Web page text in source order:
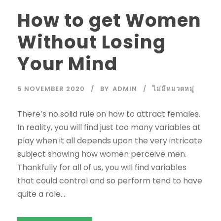
How to get Women
Without Losing
Your Mind
5 NOVEMBER 2020 BY ADMIN ไม่มีหมวดหมู่
There’s no solid rule on how to attract females.
In reality, you will find just too many variables at
play when it all depends upon the very intricate
subject showing how women perceive men.
Thankfully for all of us, you will find variables
that could control and so perform tend to have
quite a role...